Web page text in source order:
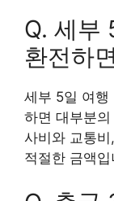
Q. 세부
환전하
세부 5일 여행
하면 대부분
사비와 교통
적절한 금액